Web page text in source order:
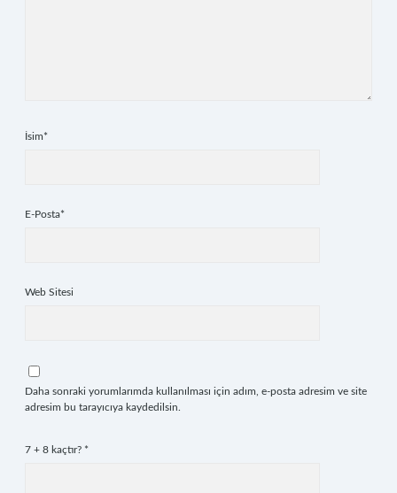
İsim*
E-Posta*
Web Sitesi
Daha sonraki yorumlarımda kullanılması için adım, e-posta adresim ve site
adresim bu tarayıcıya kaydedilsin.
7 + 8 kaçtır? *